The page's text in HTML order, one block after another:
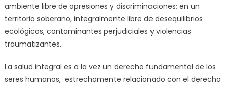
ambiente libre de opresiones y discriminaciones; en un
territorio soberano, integralmente libre de desequilibrios
ecológicos, contaminantes perjudiciales y violencias
traumatizantes.
La salud integral es a la vez un derecho fundamental de los
seres humanos, estrechamente relacionado con el derecho